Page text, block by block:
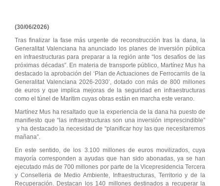
(30/06/2026)
Tras finalizar la fase más urgente de reconstrucción tras la dana, la
Generalitat Valenciana ha anunciado los planes de inversión pública
en infraestructuras para preparar a la región ante “los desafíos de las
próximas décadas”. En materia de transporte público, Martínez Mus ha
destacado la aprobación del ‘Plan de Actuaciones de Ferrocarrils de la
Generalitat Valenciana 2026-2030’, dotado con más de 800 millones
de euros y que implica mejoras de la seguridad en infraestructuras
como el túnel de Maritim cuyas obras están en marcha este verano.
Martínez Mus ha resaltado que la experiencia de la dana ha puesto de
manifiesto que “las infraestructuras son una inversión imprescindible”
y ha destacado la necesidad de “planificar hoy las que necesitaremos
mañana”.
En este sentido, de los 3.100 millones de euros movilizados, cuya
mayoría corresponden a ayudas que han sido abonadas, ya se han
ejecutado más de 700 millones por parte de la Vicepresidencia Tercera
y Conselleria de Medio Ambiente, Infraestructuras, Territorio y de la
Recuperación. Destacan los 140 millones destinados a recuperar la